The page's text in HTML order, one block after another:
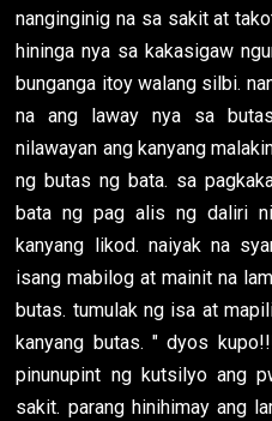
nanginginig na sa sakit at
hininga nya sa kakasigaw
bunganga itoy walang silbi.
na ang laway nya sa
nilawayan ang kanyang
ng butas ng bata. sa
bata ng pag alis ng daliri
kanyang likod. naiyak na
isang mabilog at mainit na
butas. tumulak ng isa at
kanyang butas. " dyos
pinunupint ng kutsilyo ang
sakit. parang hinihimay ang